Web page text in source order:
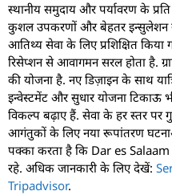
स्थानीय समुदाय और पर्यावरण के प्रति
कुशल उपकरणों और बेहतर इन्सुलेशन
आतिथ्य सेवा के लिए प्रशिक्षित
रिसेप्शन से आवागमन सरल होता है.
की योजना है. नए डिज़ाइन के साथ
इन्वेस्टमेंट और सुधार योजना
विकल्प बढ़ाए हैं. सेवा के हर स्तर पर
आगंतुकों के लिए नया रूपांतरण
पक्का करता है कि Dar es
रहे. अधिक जानकारी के लिए देखें:
Tripadvisor.